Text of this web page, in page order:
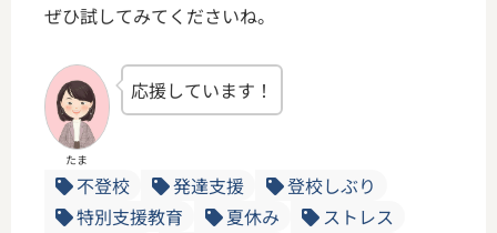
ぜひ試してみてくださいね。
たま
応援しています！
不登校 発達支援
登校しぶり
特別支援教育
夏休み
ストレス